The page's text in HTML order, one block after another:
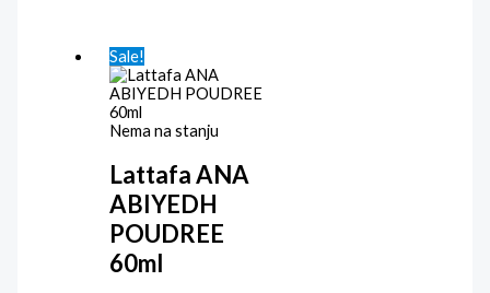
Sale!
Nema na stanju
Lattafa ANA
ABIYEDH
POUDREE
60ml